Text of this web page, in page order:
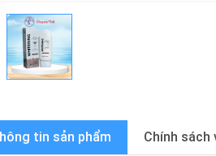
tin sản phẩm Chính sách